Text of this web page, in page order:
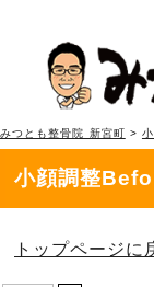
みつとも整骨院 新宮町 >
小顔調整
トップページに